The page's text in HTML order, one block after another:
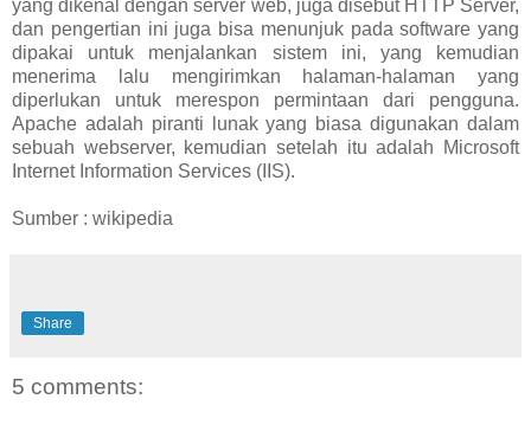
yang dikenal dengan server web, juga disebut HTTP Server,
dan pengertian ini juga bisa menunjuk pada software yang
dipakai untuk menjalankan sistem ini, yang kemudian
menerima lalu mengirimkan halaman-halaman yang
diperlukan untuk merespon permintaan dari pengguna.
Apache adalah piranti lunak yang biasa digunakan dalam
sebuah webserver, kemudian setelah itu adalah Microsoft
Internet Information Services (IIS).
Sumber : wikipedia
Share
5 comments: